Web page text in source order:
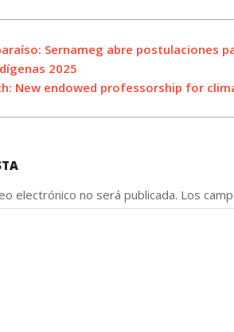
Sernameg abre postulaciones
2025
New endowed professorship for
electrónico no será publicada. Los